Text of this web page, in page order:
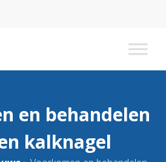
en behandelen
kalknagel